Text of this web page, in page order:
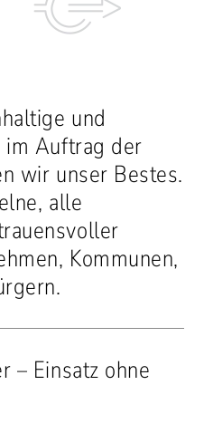
und
im Auftrag der
wir unser Bestes.
alle
Kommunen,
– Einsatz ohne